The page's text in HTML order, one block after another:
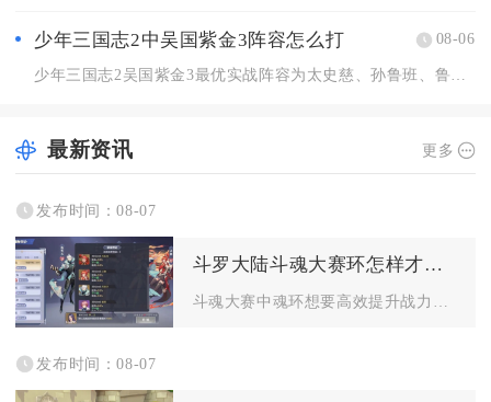
少年三国志2中吴国紫金3阵容怎么打 08-06
最新资讯 更多
发布时间：08-07
斗罗大陆斗魂大赛环怎样才能增加战力
发布时间：08-07